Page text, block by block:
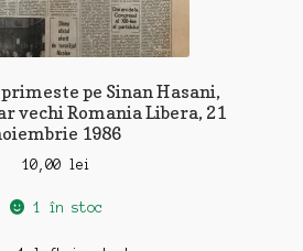
pe Sinan Hasani,
vechi Romania Libera, 21
1986
10,00 lei
1 în stoc